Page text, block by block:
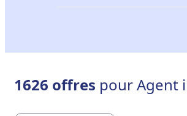
1626 offres pour Agent